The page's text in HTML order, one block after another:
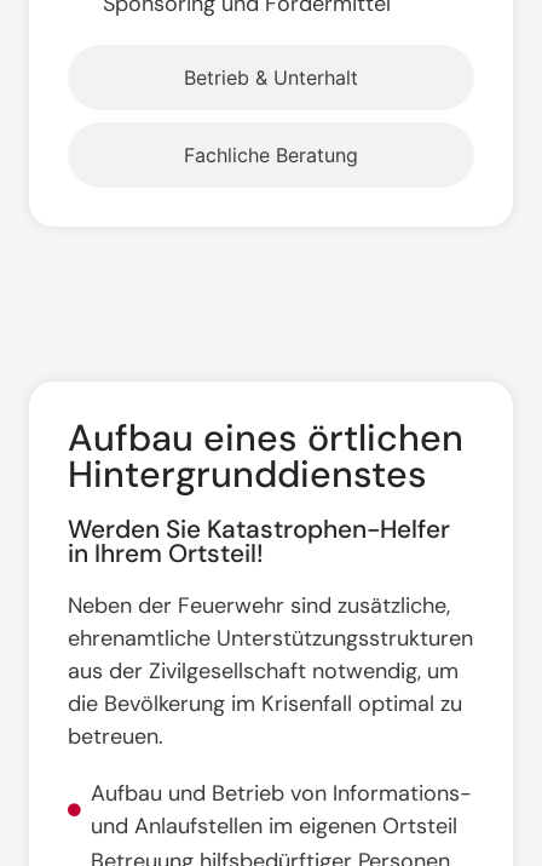
Betrieb & Unterhalt
Fachliche Beratung
Aufbau eines örtlichen
Hintergrunddienstes
Werden Sie Katastrophen-Helfer
in Ihrem Ortsteil!
Neben der Feuerwehr sind zusätzliche,
ehrenamtliche Unterstützungsstrukturen
aus der Zivilgesellschaft notwendig, um
die Bevölkerung im Krisenfall optimal zu
betreuen.
Aufbau und Betrieb von Informations-
und Anlaufstellen im eigenen Ortsteil